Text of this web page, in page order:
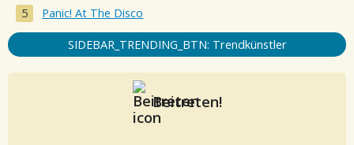
Panic! At The Disco
SIDEBAR_TRENDING_BTN: Trendkünstler
Beitreten!